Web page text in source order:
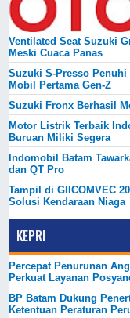
Ventilated Seat Suzuki
Meski Cuaca Panas
Suzuki S-Presso
Mobil Pertama Gen-Z
Suzuki Fronx Berhasil
Motor Listrik Terbaik
Buruan Miliki Segera
Indomobil Batam
dan QT Pro
Tampil di GIICOMVEC
Solusi Kendaraan Niaga
KEPRI
Percepat Penurunan
Perkuat Layanan
BP Batam Dukung
Ketentuan Peraturan